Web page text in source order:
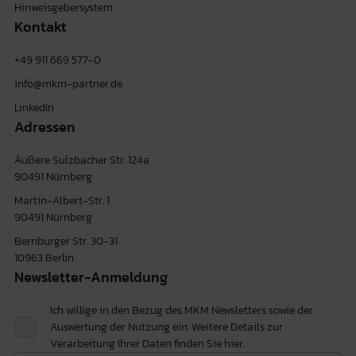
Hinweisgebersystem
Kontakt
+49 911 669 577-0
info@mkm-partner.de
LinkedIn
Adressen
Äußere Sulzbacher Str. 124a
90491 Nürnberg
Martin-Albert-Str. 1
90491 Nürnberg
Bernburger Str. 30-31
10963 Berlin
Newsletter-Anmeldung
Ich willige in den Bezug des MKM Newsletters sowie der
Auswertung der Nutzung ein. Weitere Details zur
Verarbeitung Ihrer Daten finden Siehier.